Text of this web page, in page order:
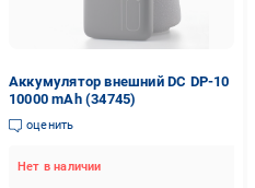
Аккумулятор внешний DC DP-10
10000 mAh (34745)
оценить
Нет в наличии